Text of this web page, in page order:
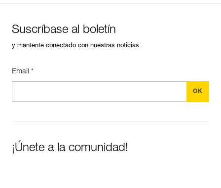
Suscríbase al boletín
y mantente conectado con nuestras noticias
Email *
¡Únete a la comunidad!